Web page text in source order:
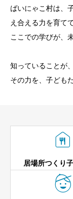
ばいにゃこ村は、
え合える力を育て
ここでの学びが、
知っていることが
その力を、子ども

居場所つくり
